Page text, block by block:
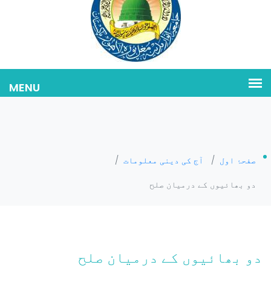
صفحۂ اول / آج کی دینی معلومات /
دو بھائیوں کے درمیان صلح
دو بھائیوں کے درمیان صلح